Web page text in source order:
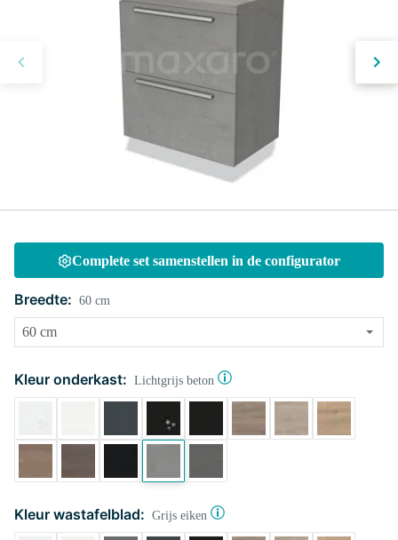
Complete set samenstellen in de configurator
Breedte: 60 cm
Kleur onderkast: Lichtgrijs beton
Kleur wastafelblad: Grijs eiken